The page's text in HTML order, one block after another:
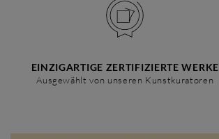
EINZIGARTIGE ZERTIFIZIERTE WERKE
Ausgewählt von unseren Kunstkuratoren